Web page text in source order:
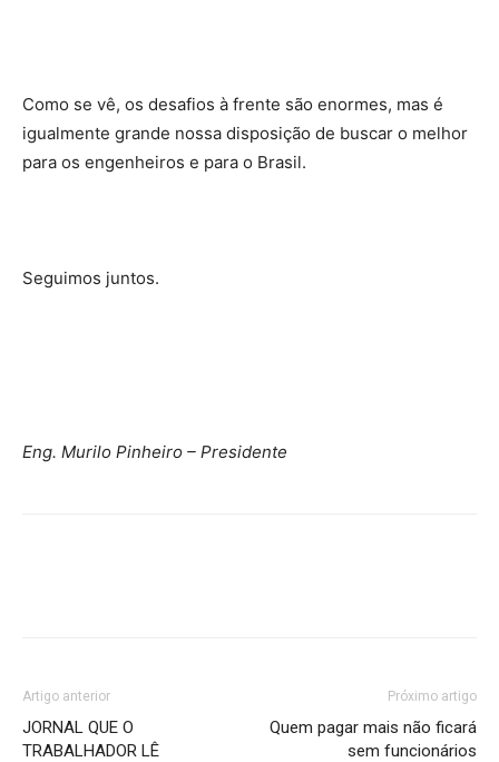
Como se vê, os desafios à frente são enormes, mas é
igualmente grande nossa disposição de buscar o melhor
para os engenheiros e para o Brasil.
Seguimos juntos.
Eng. Murilo Pinheiro – Presidente
Artigo anterior
JORNAL QUE O
TRABALHADOR LÊ
Próximo artigo
Quem pagar mais não ficará
sem funcionários